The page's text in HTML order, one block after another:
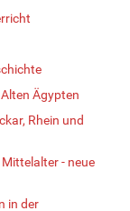
Ägypten
Rhein und
- neue
in der